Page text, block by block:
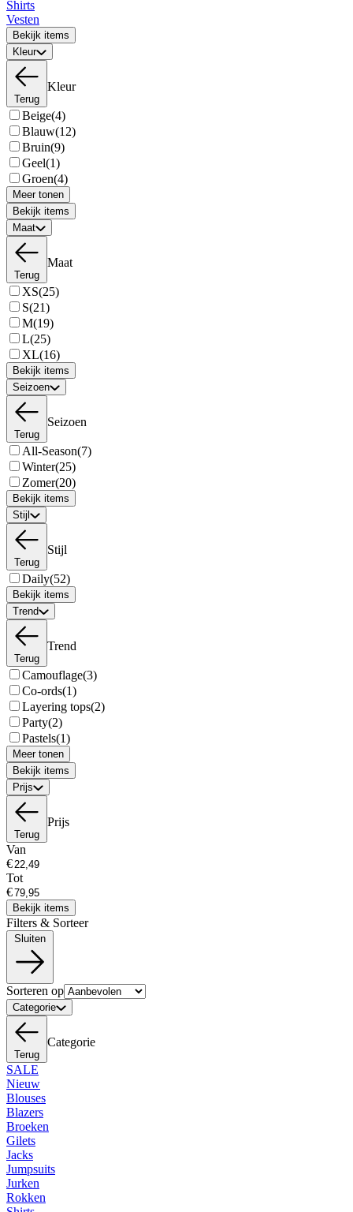
Shirts
Vesten
Bekijk items
Kleur
Terug
Kleur
Beige(4)
Blauw(12)
Bruin(9)
Geel(1)
Groen(4)
Meer tonen
Bekijk items
Maat
Terug
Maat
XS(25)
S(21)
M(19)
L(25)
XL(16)
Bekijk items
Seizoen
Terug
Seizoen
All-Season(7)
Winter(25)
Zomer(20)
Bekijk items
Stijl
Terug
Stijl
Daily(52)
Bekijk items
Trend
Terug
Trend
Camouflage(3)
Co-ords(1)
Layering tops(2)
Party(2)
Pastels(1)
Meer tonen
Bekijk items
Prijs
Terug
Prijs
Van
€
Tot
€
Bekijk items
Filters & Sorteer
Sorteren op
Categorie
Terug
Categorie
SALE
Nieuw
Blouses
Blazers
Broeken
Gilets
Jacks
Jumpsuits
Jurken
Rokken